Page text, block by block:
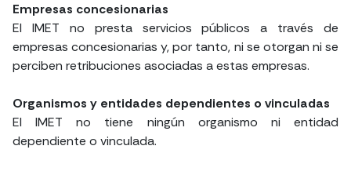
Empresas concesionarias
El IMET no presta servicios públicos a través de
empresas concesionarias y, por tanto, ni se otorgan ni se
perciben retribuciones asociadas a estas empresas.
Organismos y entidades dependientes o vinculadas
El IMET no tiene ningún organismo ni entidad
dependiente o vinculada.